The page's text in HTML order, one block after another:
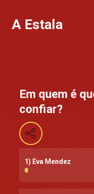
A Estala
Em quem é
confiar?
1) Eva Mendez